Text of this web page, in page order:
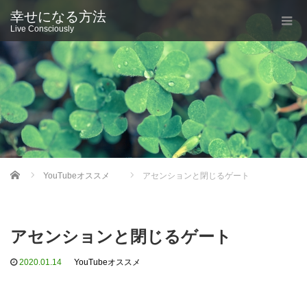
幸せになる方法
Live Consciously
Home YouTubeオススメ アセンションと閉じるゲート
アセンションと閉じるゲート
2020.01.14 YouTubeオススメ